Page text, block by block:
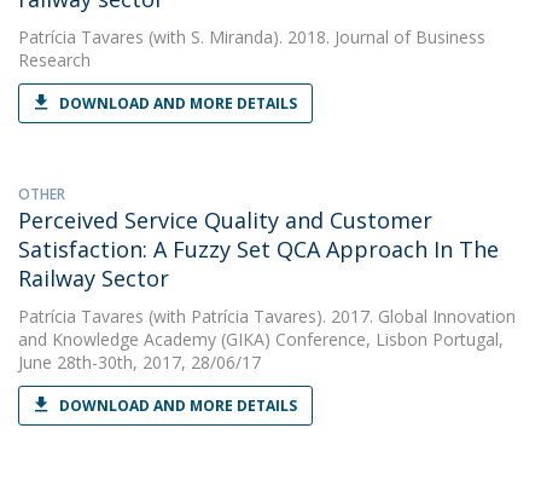
Patrícia Tavares (with S. Miranda). 2018. Journal of Business
Research
DOWNLOAD AND MORE DETAILS
OTHER
Perceived Service Quality and Customer
Satisfaction: A Fuzzy Set QCA Approach In The
Railway Sector
Patrícia Tavares (with Patrícia Tavares). 2017. Global Innovation
and Knowledge Academy (GIKA) Conference, Lisbon Portugal,
June 28th-30th, 2017, 28/06/17
DOWNLOAD AND MORE DETAILS